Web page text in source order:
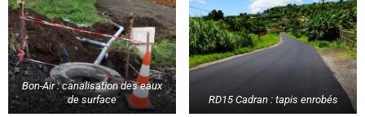
Bon-Air : canalisation des eaux
de surface
RD15 Cadran : tapis enrobés